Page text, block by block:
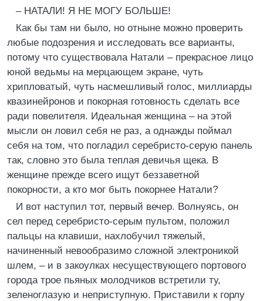
– НАТАЛИ! Я НЕ МОГУ БОЛЬШЕ!
Как бы там ни было, но отныне можно проверить
любые подозрения и исследовать все варианты,
потому что существовала Натали – прекрасное лицо
юной ведьмы на мерцающем экране, чуть
хрипловатый, чуть насмешливый голос, миллиарды
квазинейронов и покорная готовность сделать все
ради повелителя. Идеальная женщина – на этой
мысли он ловил себя не раз, а однажды поймал
себя на том, что погладил серебристо-серую панель
так, словно это была теплая девичья щека. В
женщине прежде всего ищут беззаветной
покорности, а кто мог быть покорнее Натали?
И вот наступил тот, первый вечер. Волнуясь, он
сел перед серебристо-серым пультом, положил
пальцы на клавиши, нахлобучил тяжелый,
начиненный невообразимо сложной электроникой
шлем, – и в закоулках несуществующего портового
города трое пьяных молодчиков встретили ту,
зеленоглазую и неприступную. Приставили к горлу